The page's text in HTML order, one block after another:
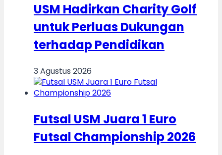
USM Hadirkan Charity Golf
untuk Perluas Dukungan
terhadap Pendidikan
3 Agustus 2026
Futsal USM Juara 1 Euro
Futsal Championship 2026